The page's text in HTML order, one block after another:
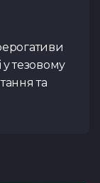
тезовому
та